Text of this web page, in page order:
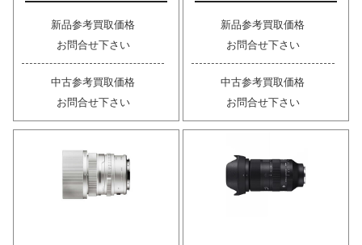
新品参考買取価格
お問合せ下さい
中古参考買取価格
お問合せ下さい
新品参考買取価格
お問合せ下さい
中古参考買取価格
お問合せ下さい